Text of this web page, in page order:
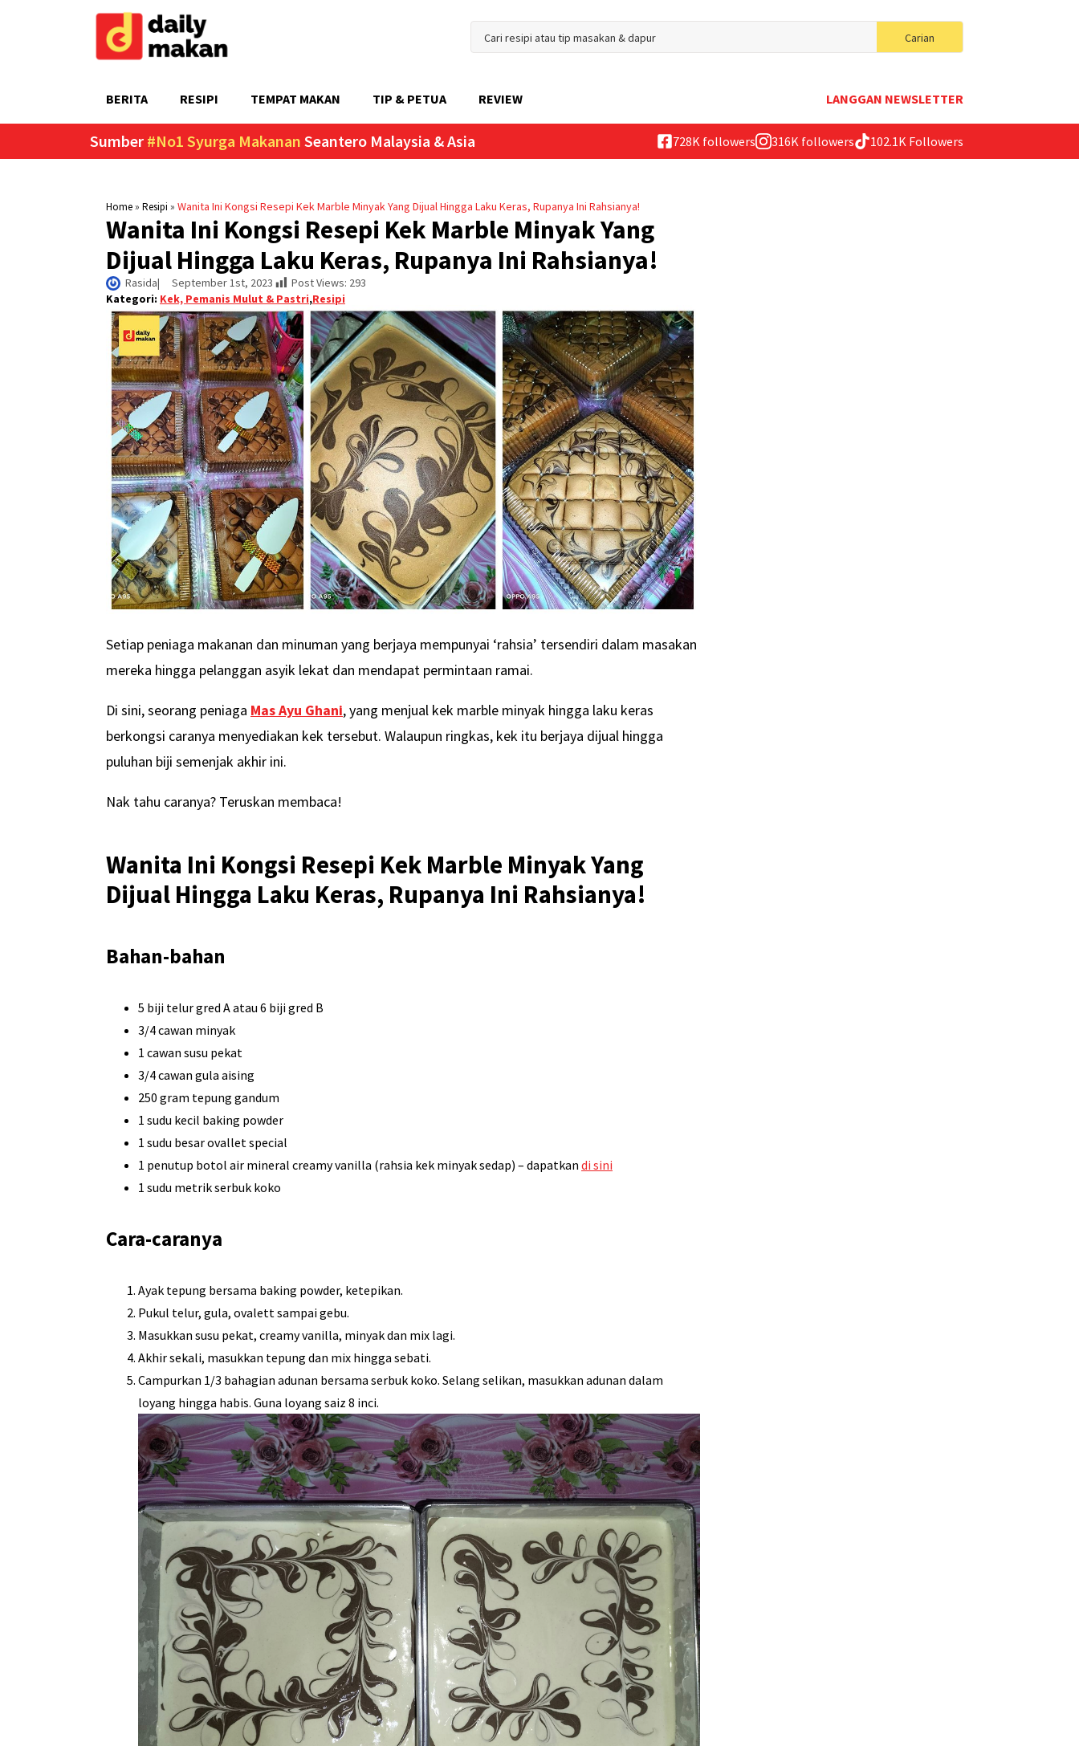
Carian
for:
BERITA RESIPI TEMPAT MAKAN TIP & PETUA REVIEW LANGGAN NEWSLETTER
Sumber #No1 Syurga Makanan Seantero Malaysia & Asia 728K followers 316K followers 102.1K Followers
Home» Resipi » Wanita Ini Kongsi Resepi Kek Marble Minyak Yang Dijual Hingga Laku Keras, Rupanya Ini Rahsianya!
Wanita Ini Kongsi Resepi Kek Marble Minyak Yang
Dijual Hingga Laku Keras, Rupanya Ini Rahsianya!
Rasida| September 1st, 2023 Post Views: 293
Kategori: Kek, Pemanis Mulut & Pastri,Resipi
Setiap peniaga makanan dan minuman yang berjaya mempunyai ‘rahsia’ tersendiri dalam masakan
mereka hingga pelanggan asyik lekat dan mendapat permintaan ramai.
Di sini, seorang peniaga Mas Ayu Ghani, yang menjual kek marble minyak hingga laku keras
berkongsi caranya menyediakan kek tersebut. Walaupun ringkas, kek itu berjaya dijual hingga
puluhan biji semenjak akhir ini.
Nak tahu caranya? Teruskan membaca!
Wanita Ini Kongsi Resepi Kek Marble Minyak Yang
Dijual Hingga Laku Keras, Rupanya Ini Rahsianya!
Bahan-bahan
5 biji telur gred A atau 6 biji gred B
3/4 cawan minyak
1 cawan susu pekat
3/4 cawan gula aising
250 gram tepung gandum
1 sudu kecil baking powder
1 sudu besar ovallet special
1 penutup botol air mineral creamy vanilla (rahsia kek minyak sedap) – dapatkan di sini
1 sudu metrik serbuk koko
Cara-caranya
Ayak tepung bersama baking powder, ketepikan.
Pukul telur, gula, ovalett sampai gebu.
Masukkan susu pekat, creamy vanilla, minyak dan mix lagi.
Akhir sekali, masukkan tepung dan mix hingga sebati.
Campurkan 1/3 bahagian adunan bersama serbuk koko. Selang selikan, masukkan adunan dalam
loyang hingga habis. Guna loyang saiz 8 inci.